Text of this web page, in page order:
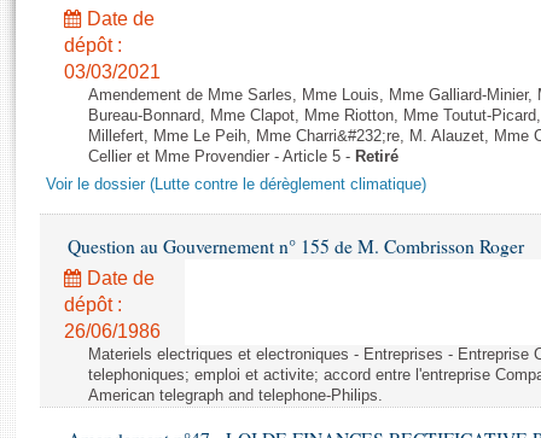
Amendements
Textes adoptés
Rapports d'information
Rapports d'enquête
Rapports législatifs
Baromètre de l’application des lois
Dossiers législatifs
Budget et sécurité sociale
Questions écrites et orales
Comptes rendus des débats
Juniors
Anciennes législatures
Liens vers les sites publics
Photos libres de droit
Date de
dépôt :
03/03/2021
Amendement de Mme Sarles, Mme Louis, Mme Galliard-
Bureau-Bonnard, Mme Clapot, Mme Riotton, Mme Toutut-
Millefert, Mme Le Peih, Mme Charri&#232;re, M. Alauzet, Mme
Cellier et Mme Provendier - Article 5 - Retiré
Voir le dossier (Lutte contre le dérèglement climatique)
Question au Gouvernement n° 155 de M. Combrisson Roger
Date de
dépôt :
26/06/1986
Materiels electriques et electroniques - Entreprises - Entreprise
telephoniques; emploi et activite; accord entre l'entreprise
American telegraph and telephone-Philips.